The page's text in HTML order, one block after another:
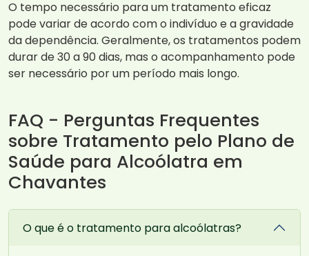
O tempo necessário para um tratamento eficaz
pode variar de acordo com o indivíduo e a gravidade
da dependência. Geralmente, os tratamentos podem
durar de 30 a 90 dias, mas o acompanhamento pode
ser necessário por um período mais longo.
FAQ - Perguntas Frequentes
sobre Tratamento pelo Plano de
Saúde para Alcoólatra em
Chavantes
O que é o tratamento para alcoólatras?